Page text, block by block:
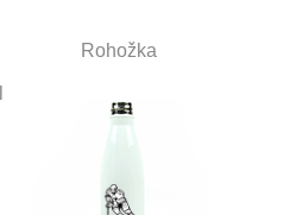
Rohožka